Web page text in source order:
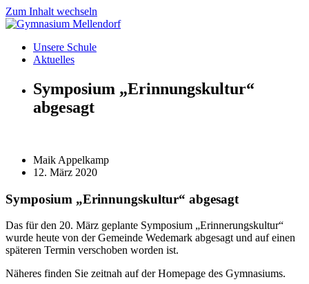
Zum Inhalt wechseln
Unsere Schule
Aktuelles
Symposium „Erinnungskultur“
abgesagt
Maik Appelkamp
12. März 2020
Symposium „Erinnungskultur“ abgesagt
Das für den 20. März geplante Symposium „Erinnerungskultur“
wurde heute von der Gemeinde Wedemark abgesagt und auf einen
späteren Termin verschoben worden ist.
Näheres finden Sie zeitnah auf der Homepage des Gymnasiums.